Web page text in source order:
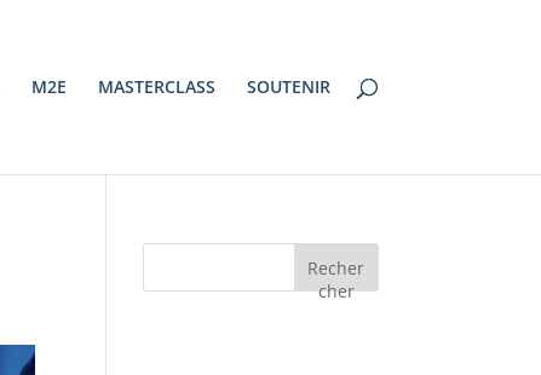
M2E MASTERCLASS SOUTENIR
Recher
cher